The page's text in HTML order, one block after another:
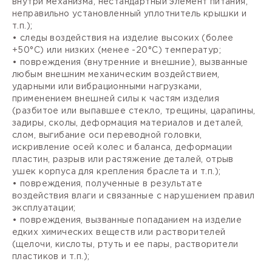
внутри механизма, нестандартный элемент питания,
неправильно установленный уплотнитель крышки и
т.п.);
• следы воздействия на изделие высоких (более
+50°С) или низких (менее -20°С) температур;
• повреждения (внутренние и внешние), вызванные
любым внешним механическим воздействием,
ударными или вибрационными нагрузками,
применением внешней силы к частям изделия
(разбитое или выпавшее стекло, трещины, царапины,
задиры, сколы, деформация материалов и деталей,
слом, выгибание оси переводной головки,
искривление осей колес и баланса, деформации
пластин, разрыв или растяжение деталей, отрыв
ушек корпуса для крепления браслета и т.п.);
• повреждения, полученные в результате
воздействия влаги и связанные с нарушением правил
эксплуатации;
• повреждения, вызванные попаданием на изделие
едких химических веществ или растворителей
(щелочи, кислоты, ртуть и ее пары, растворители
пластиков и т.п.);